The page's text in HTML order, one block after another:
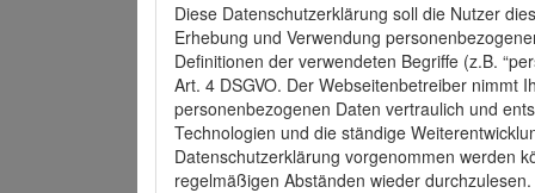
Diese Datenschutzerklärung soll die Nutzer
Erhebung und Verwendung
Definitionen der verwendeten Begriffe (z.B.
Art. 4 DSGVO. Der Webseitenbetreiber nimmt
personenbezogenen Daten vertraulich und
Technologien und die ständige
Datenschutzerklärung vorgenommen werden
regelmäßigen Abständen wieder durchzulesen.